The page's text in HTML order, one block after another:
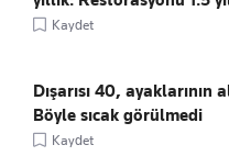
Kaydet
Dışarısı 40, ayaklarının
Böyle sıcak görülmedi
Kaydet